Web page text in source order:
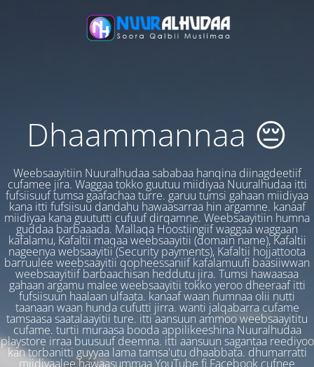
Dhaammannaa 😔
Weebsaayitiin Nuuralhudaa sababaa hanqina diinagdeetiif
cufamee jira. Waggaa tokko guutuu miidiyaa Nuuralhudaa itti
fufsiisuuf tumsa gaafachaa turre. garuu tumsi gahaan miidiyaa
kana itti fufsiisuu dandahu hawaasarraa hin argamne. kanaaf
miidiyaa kana guututti cufuuf dirqamne. Weebsaayitiin humna
guddaa barbaaada. Mallaqa Hoostiingiif waggaa waggaan
kafalamu, Kafaltii maqaa weebsaayitii (domain name), Kafaltii
nageenya websaayitii (Security payments), Kafaltii hojjattoota
barruulee weebsaayitii qopheessaniif kafalamuufi baasiiwwan
weebsaayitiif barbaachisan heddutu jira. Tumsi hawaasaa
gahaan argamu malee weebsaayitii tokko yeroo dheeraaf itti
fufsiisuun haalaan ulfaata. kanaaf waan humnaa olii nutti
taanaan waan hunda cufutti jirra. wanti jalqabarra cufame
tamsaasa saatalaayitii ture. itti aansuun ammoo weebsaayititu
cufame. turtii muraasa booda appilikeeshina Nuuralhudaa
playstore irraa buusuuf deemna. itti aansuun sagantaa reediyoo
kan torbanitti guyyaa lama tamsa'utu dhaabbata. dhumarratti
miidiyaalee hawaasummaa YouTube fi Facebook cufnee